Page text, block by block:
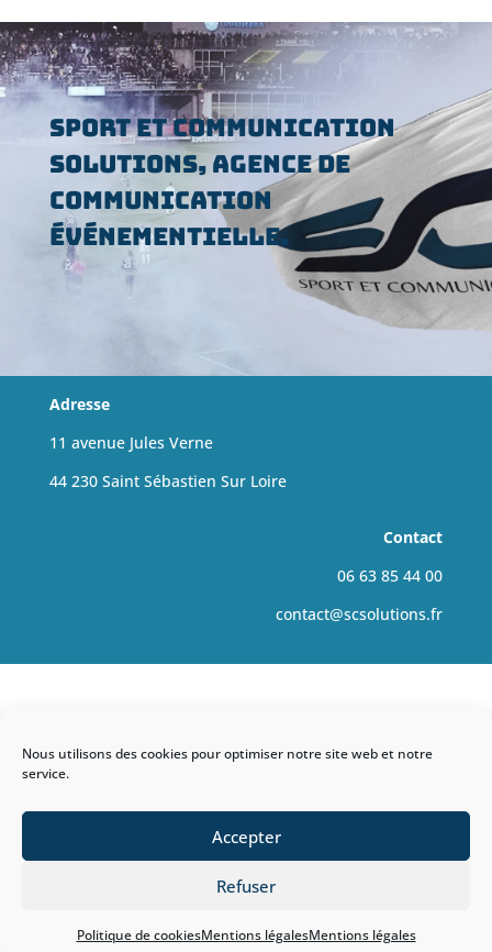
Nous utilisons des cookies pour optimiser notre site web et notre
service.
Accepter
Refuser
Politique de cookiesMentions légalesMentions légales
Sport et Communication
Solutions, agence de
communication
événementielle.
Adresse
11 avenue Jules Verne
44 230 Saint Sébastien Sur Loire
Contact
06 63 85 44 00
contact@scsolutions.fr
Com’ une évidence – 2021